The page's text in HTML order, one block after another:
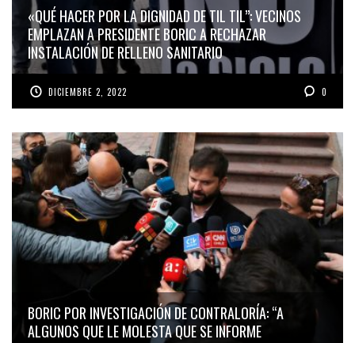
«QUÉ HACER POR LA DIGNIDAD DE TIL TIL”: VECINOS
EMPLAZAN A PRESIDENTE BORIC A RECHAZAR
INSTALACIÓN DE RELLENO SANITARIO
DICIEMBRE 2, 2022 0
BORIC POR INVESTIGACIÓN DE CONTRALORÍA: “A
ALGUNOS QUE LE MOLESTA QUE SE INFORME